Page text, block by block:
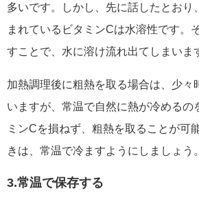
多いです。しかし、先に話したとおり
まれているビタミンCは水溶性です。
すことで、水に溶け流れ出てしまいま
加熱調理後に粗熱を取る場合は、少々
いますが、常温で自然に熱が冷めるの
ミンCを損ねず、粗熱を取ることが可
きは、常温で冷ますようにしましょう。
3.常温で保存する